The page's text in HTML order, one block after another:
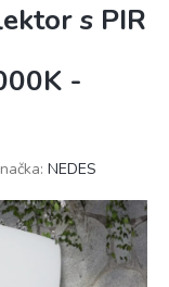
s PIR
-
NEDES